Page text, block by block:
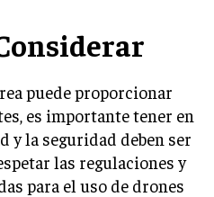
puede proporcionar
es importante tener en
y la seguridad deben ser
las regulaciones y
para el uso de drones